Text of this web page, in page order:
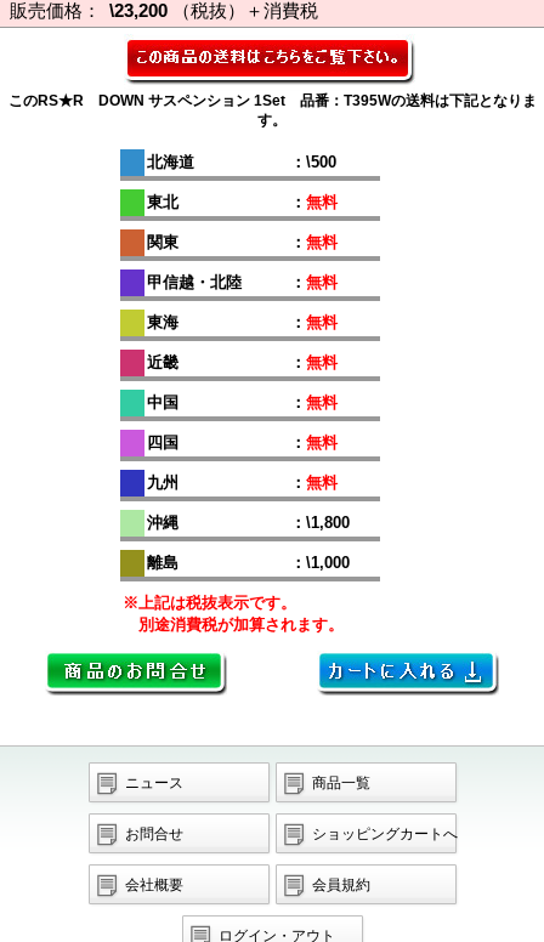
販売価格：
\23,200 （税抜）＋消費税
このRS★R DOWN サスペンション 1Set 品番：T395Wの送料は下記となりま
す。
北海道 ：\500
東北 ： 無料
関東 ： 無料
甲信越・北陸 ： 無料
東海 ： 無料
近畿 ： 無料
中国 ： 無料
四国 ： 無料
九州 ： 無料
沖縄 ：\1,800
離島 ：\1,000
※上記は税抜表示です。
別途消費税が加算されます。
ニュース 商品一覧
お問合せ ショッピングカートへ
会社概要 会員規約
ログイン・アウト